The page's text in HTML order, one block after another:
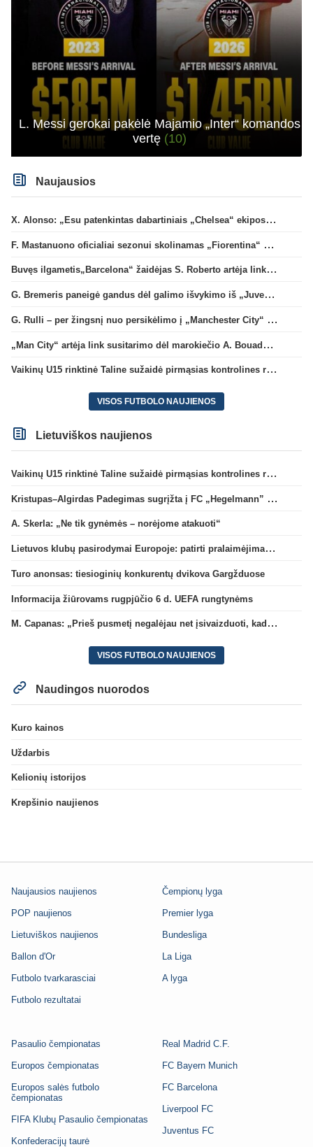
L. Messi gerokai pakėlė Majamio „Inter“ komandos
vertę (10)
Naujausios
X. Alonso: „Esu patenkintas dabartiniais „Chelsea“ ekipos vartininkais“
F. Mastanuono oficialiai sezonui skolinamas „Fiorentina“ ekipai
Buvęs ilgametis„Barcelona“ žaidėjas S. Roberto artėja link persikėlimo į MLS
G. Bremeris paneigė gandus dėl galimo išvykimo iš „Juventus“ klubo
G. Rulli – per žingsnį nuo persikėlimo į „Manchester City“ klubą
„Man City“ artėja link susitarimo dėl marokiečio A. Bouaddi persikėlimo
Vaikinų U15 rinktinė Taline sužaidė pirmąsias kontrolines rungtynes
VISOS FUTBOLO NAUJIENOS
Lietuviškos naujienos
Vaikinų U15 rinktinė Taline sužaidė pirmąsias kontrolines rungtynes
Kristupas–Algirdas Padegimas sugrįžta į FC „Hegelmann” B sudėtį
A. Skerla: „Ne tik gynėmės – norėjome atakuoti“
Lietuvos klubų pasirodymai Europoje: patirti pralaimėjimai Kroatijos atstovams
Turo anonsas: tiesioginių konkurentų dvikova Gargžduose
Informacija žiūrovams rugpjūčio 6 d. UEFA rungtynėms
M. Capanas: „Prieš pusmetį negalėjau net įsivaizduoti, kad žaisime prieš „Hajduk“
VISOS FUTBOLO NAUJIENOS
Naudingos nuorodos
Kuro kainos
Uždarbis
Kelionių istorijos
Krepšinio naujienos
Naujausios naujienos
POP naujienos
Lietuviškos naujienos
Ballon d'Or
Futbolo tvarkarasciai
Futbolo rezultatai
Čempionų lyga
Premier lyga
Bundesliga
La Liga
A lyga
Pasaulio čempionatas
Europos čempionatas
Europos salės futbolo
čempionatas
FIFA Klubų Pasaulio čempionatas
Konfederacijų taurė
Real Madrid C.F.
FC Bayern Munich
FC Barcelona
Liverpool FC
Juventus FC